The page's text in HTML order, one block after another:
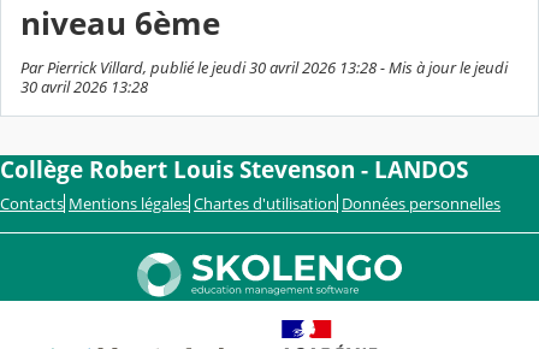
niveau 6ème
Par Pierrick Villard, publié le jeudi 30 avril 2026 13:28 - Mis à jour le jeudi
30 avril 2026 13:28
Collège Robert Louis Stevenson - LANDOS
Contacts Mentions légales Chartes d'utilisation Données personnelles